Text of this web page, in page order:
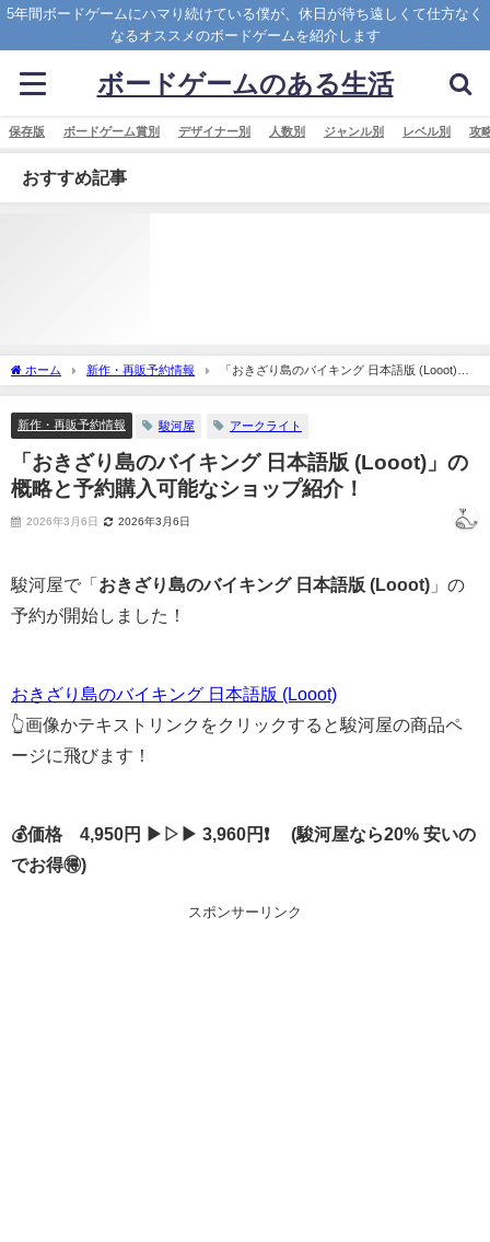
5年間ボードゲームにハマり続けている僕が、休日が待ち遠しくて仕方なく
なるオススメのボードゲームを紹介します
ボードゲームのある生活
保存版 ボードゲーム賞別 デザイナー別 人数別 ジャンル別 レベル別 攻
おすすめ記事
ホーム 新作・再販予約情報
「おきざり島のバイキング 日本語版 (Looot)」
の概略と予約購入可能なショップ紹介！
新作・再販予約情報 駿河屋 アークライト
「おきざり島のバイキング 日本語版 (Looot)」の
概略と予約購入可能なショップ紹介！
2026年3月6日 2026年3月6日
駿河屋で「 おきざり島のバイキング 日本語版 (Looot) 」の
予約が開始しました！
おきざり島のバイキング 日本語版 (Looot)
👆画像かテキストリンクをクリックすると駿河屋の商品ペ
ージに飛びます！
💰価格 4,950円 ▶▷▶ 3,960円❗ (駿河屋なら20% 安いの
でお得🉐)
スポンサーリンク